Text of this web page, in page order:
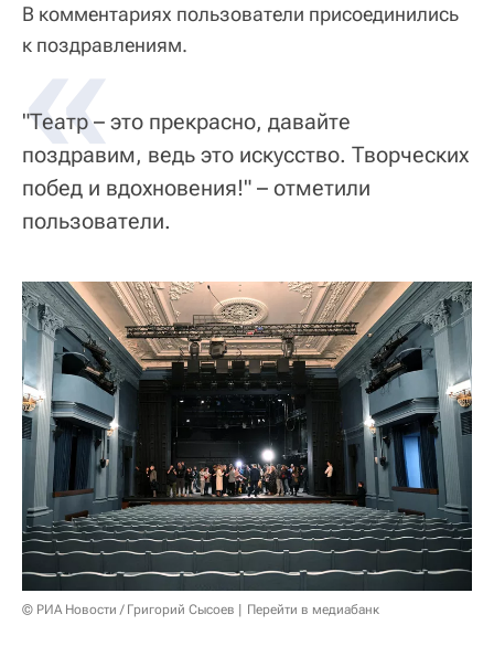
В комментариях пользователи присоединились
к поздравлениям.
«
"Театр – это прекрасно, давайте
поздравим, ведь это искусство. Творческих
побед и вдохновения!" – отметили
пользователи.
© РИА Новости / Григорий Сысоев Перейти в медиабанк